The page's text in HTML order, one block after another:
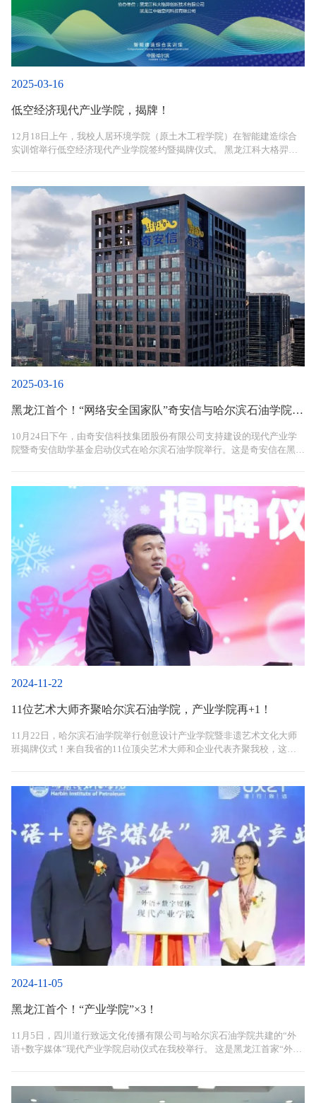
2025-03-16
低空经济现代产业学院，揭牌！
12月18日上午，我校人居环境学院（原土木工程学院）在智能建造综合
实训馆举行低空经济现代产业学院签约暨揭牌仪式。 黑龙江科大格羿创
岐，人居环境学院院长盖晓连，党总支书记刘强，部分企业导师及教职工
代表等40余人参加揭牌仪式。
2025-03-16
黑龙江首个！“网络安全国家队”奇安信与哈尔滨石油学院共建现代产业学院！
10月24日下午，由奇安信科技集团股份有限公司支持建设的现代产业学
院暨奇安信助学基金启动仪式在哈尔滨石油学院举行。这是奇安信在黑龙
2024-11-22
11位艺术大师齐聚哈尔滨石油学院，产业学院再+1！
11月22日，哈尔滨石油学院举行创意设计产业学院暨非遗艺术文化大师
班揭牌仪式！来自我省的11位顶尖艺术大师和企业代表齐聚我校，这是
2024-11-05
黑龙江首个！“产业学院”×3！
11月5日，四川道行致远文化传播有限公司与哈尔滨石油学院共建的“外
语+数字媒体”现代产业学院启动仪式在我校举行。 这是黑龙江首家“外语